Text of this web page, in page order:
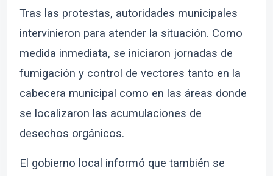
Tras las protestas, autoridades municipales
intervinieron para atender la situación. Como
medida inmediata, se iniciaron jornadas de
fumigación y control de vectores tanto en la
cabecera municipal como en las áreas donde
se localizaron las acumulaciones de
desechos orgánicos.
El gobierno local informó que también se